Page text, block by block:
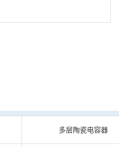
多层陶瓷电容器